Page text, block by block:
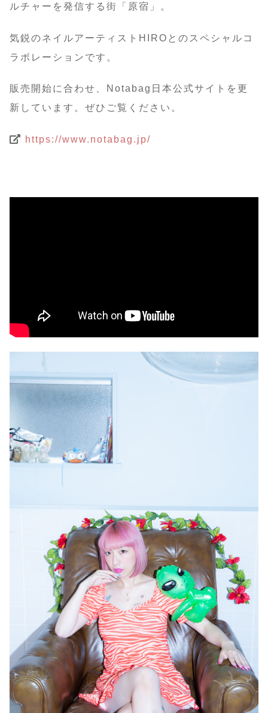
ルチャーを発信する街「原宿」。
気鋭のネイルアーティストHIROとのスペシャルコ
ラボレーションです。
販売開始に合わせ、Notabag日本公式サイトを更
新しています。ぜひご覧ください。
https://www.notabag.jp/